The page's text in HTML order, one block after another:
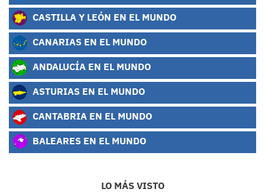
CASTILLA Y LEÓN EN EL MUNDO
CANARIAS EN EL MUNDO
ANDALUCÍA EN EL MUNDO
ASTURIAS EN EL MUNDO
CANTABRIA EN EL MUNDO
BALEARES EN EL MUNDO
LO MÁS VISTO